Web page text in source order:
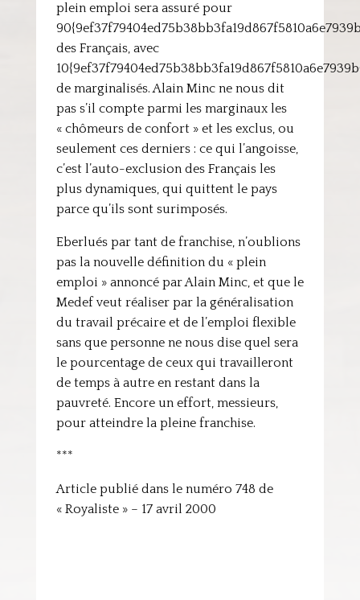
plein emploi sera assuré pour
des Français, avec
de marginalisés. Alain Minc ne nous dit
pas s’il compte parmi les marginaux les
« chômeurs de confort » et les exclus, ou
seulement ces derniers : ce qui l’angoisse,
c’est l’auto-exclusion des Français les
plus dynamiques, qui quittent le pays
parce qu’ils sont surimposés.
Eberlués par tant de franchise, n’oublions
pas la nouvelle définition du « plein
emploi » annoncé par Alain Minc, et que le
Medef veut réaliser par la généralisation
du travail précaire et de l’emploi flexible
sans que personne ne nous dise quel sera
le pourcentage de ceux qui travailleront
de temps à autre en restant dans la
pauvreté. Encore un effort, messieurs,
pour atteindre la pleine franchise.
***
Article publié dans le numéro 748 de
« Royaliste » – 17 avril 2000